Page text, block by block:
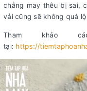
chẳng may thêu bị sai,
vải cũng sẽ không quá
Tham khảo
tại: https://